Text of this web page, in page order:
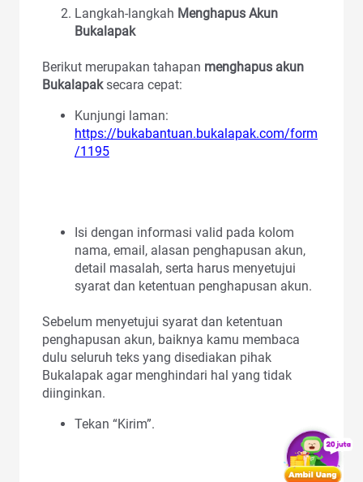
Langkah-langkah Menghapus Akun
Bukalapak
Berikut merupakan tahapan menghapus akun
Bukalapaksecara cepat:
Kunjungi laman:
https://bukabantuan.bukalapak.com/form
/1195
Isi dengan informasi valid pada kolom
nama, email, alasan penghapusan akun,
detail masalah, serta harus menyetujui
syarat dan ketentuan penghapusan akun.
Sebelum menyetujui syarat dan ketentuan
penghapusan akun, baiknya kamu membaca
dulu seluruh teks yang disediakan pihak
Bukalapak agar menghindari hal yang tidak
diinginkan.
Tekan “Kirim”.